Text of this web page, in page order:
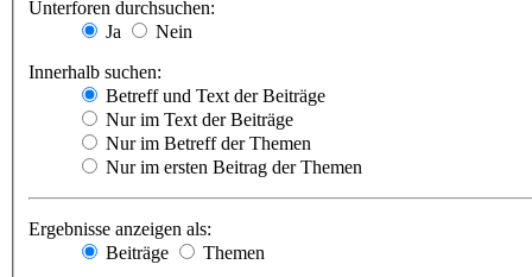
Unterforen durchsuchen:
Ja
Nein
Innerhalb suchen:
Betreff und Text der Beiträge
Nur im Text der Beiträge
Nur im Betreff der Themen
Nur im ersten Beitrag der Themen
Ergebnisse anzeigen als:
Beiträge
Themen